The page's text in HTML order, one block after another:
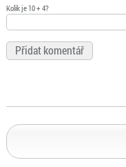
Kolik je 10 + 4?